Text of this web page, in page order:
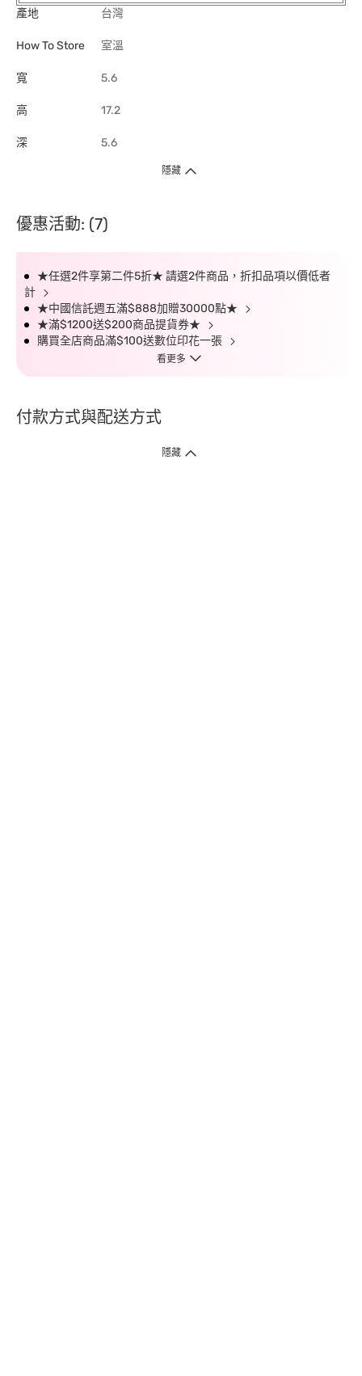
產地
台灣
How To Store 室溫
寬 5.6
高 17.2
深 5.6
隱藏
優惠活動: (7)
★任選2件享第二件5折★ 請選2件商品，折扣品項以價低者
計
★中國信託週五滿$888加贈30000點★
★滿$1200送$200商品提貨券★
購買全店商品滿$100送數位印花一張
看更多
付款方式與配送方式
隱藏